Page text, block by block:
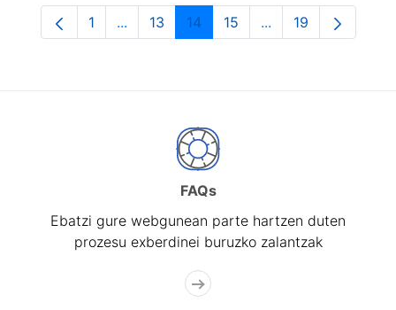
Orrialdea
1 ...Intermediate Pages Use TAB to navigate.
Orrialdea
13 Orrialdea
14 Orrialdea
15 ...Intermediate
Orrialdea
19
FAQs
Ebatzi gure webgunean parte hartzen duten
prozesu exberdinei buruzko zalantzak